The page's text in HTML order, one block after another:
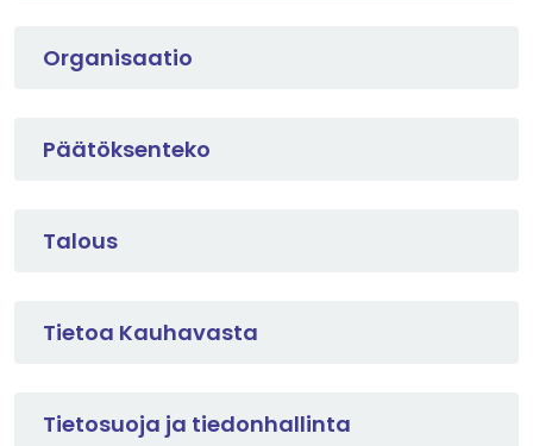
Organisaatio
Päätöksenteko
Talous
Tietoa Kauhavasta
Tietosuoja ja tiedonhallinta